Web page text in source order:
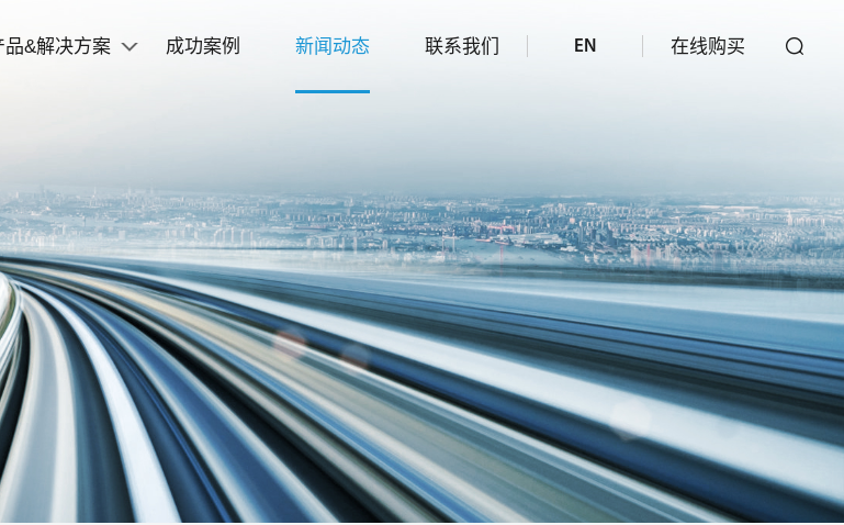
品&解决方案 成功案例 新闻动态 联系我们 EN 在线购买